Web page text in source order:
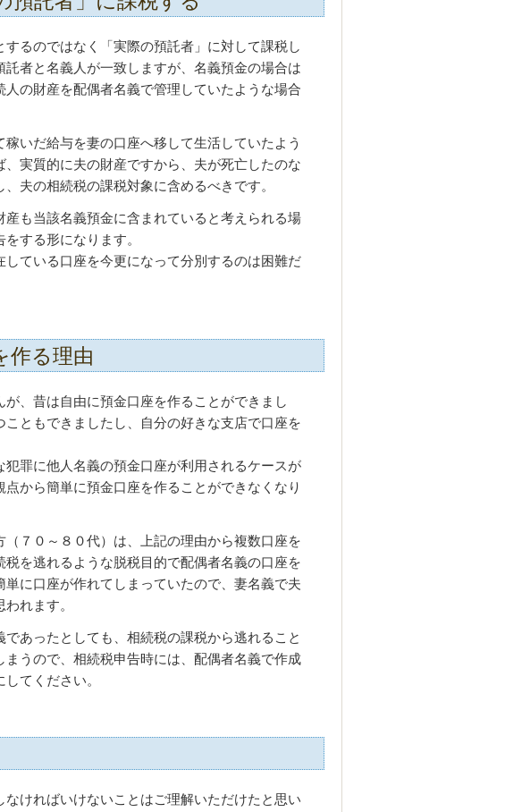
るのではなく「実際の預託者」に対して課税し
者と名義人が一致しますが、名義預金の場合は
の財産を配偶者名義で管理していたような場合
いだ給与を妻の口座へ移して生活していたよう
実質的に夫の財産ですから、夫が死亡したのな
夫の相続税の課税対象に含めるべきです。
も当該名義預金に含まれていると考えられる場
する形になります。
ている口座を今更になって分別するのは困難だ
作る理由
、昔は自由に預金口座を作ることができまし
ともできましたし、自分の好きな支店で口座を
罪に他人名義の預金口座が利用されるケースが
から簡単に預金口座を作ることができなくなり
７０～８０代）は、上記の理由から複数口座を
を逃れるような脱税目的で配偶者名義の口座を
に口座が作れてしまっていたので、妻名義で夫
れます。
あったとしても、相続税の課税から逃れること
うので、相続税申告時には、配偶者名義で作成
てください。
ければいけないことはご理解いただけたと思い